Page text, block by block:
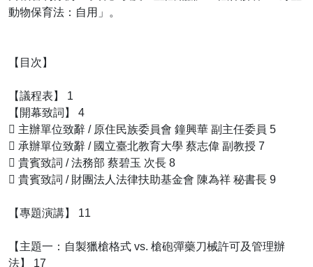
動物保育法：自用」。
【目次】
【議程表】 1
【開幕致詞】 4
􀁺 主辦單位致辭 / 原住民族委員會 鐘興華 副主任委員 5
􀁺 承辦單位致辭 / 國立臺北教育大學 蔡志偉 副教授 7
􀁺 貴賓致詞 / 法務部 蔡碧玉 次長 8
􀁺 貴賓致詞 / 財團法人法律扶助基金會 陳為祥 秘書長 9
【專題演講】 11
【主題一：自製獵槍格式 vs. 槍砲彈藥刀械許可及管理辦
法】 17